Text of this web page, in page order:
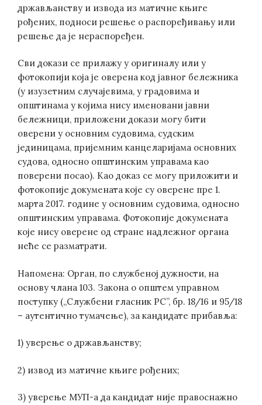
држављанству и извода из матичне књиге
рођених, подноси решење о распоређивању или
решење да је нераспоређен.
Сви докази се прилажу у оригиналу или у
фотокопији која је оверена код јавног бележника
(у изузетним случајевима, у градовима и
општинама у којима нису именовани јавни
бележници, приложени докази могу бити
оверени у основним судовима, судским
јединицама, пријемним канцеларијама основних
судова, односно општинским управама као
поверени посао). Као доказ се могу приложити и
фотокопије докумената које су оверене пре 1.
марта 2017. године у основним судовима, односно
општинским управама. Фотокопије докумената
које нису оверене од стране надлежног органа
неће се разматрати.
Напомена: Орган, по службеној дужности, на
основу члана 103. Закона о општем управном
поступку („Службени гласник РС”, бр. 18/16 и 95/18
– аутентично тумачење), за кандидате прибавља:
1) уверење о држављанству;
2) извод из матичне књиге рођених;
3) уверење МУП-а да кандидат није правоснажно